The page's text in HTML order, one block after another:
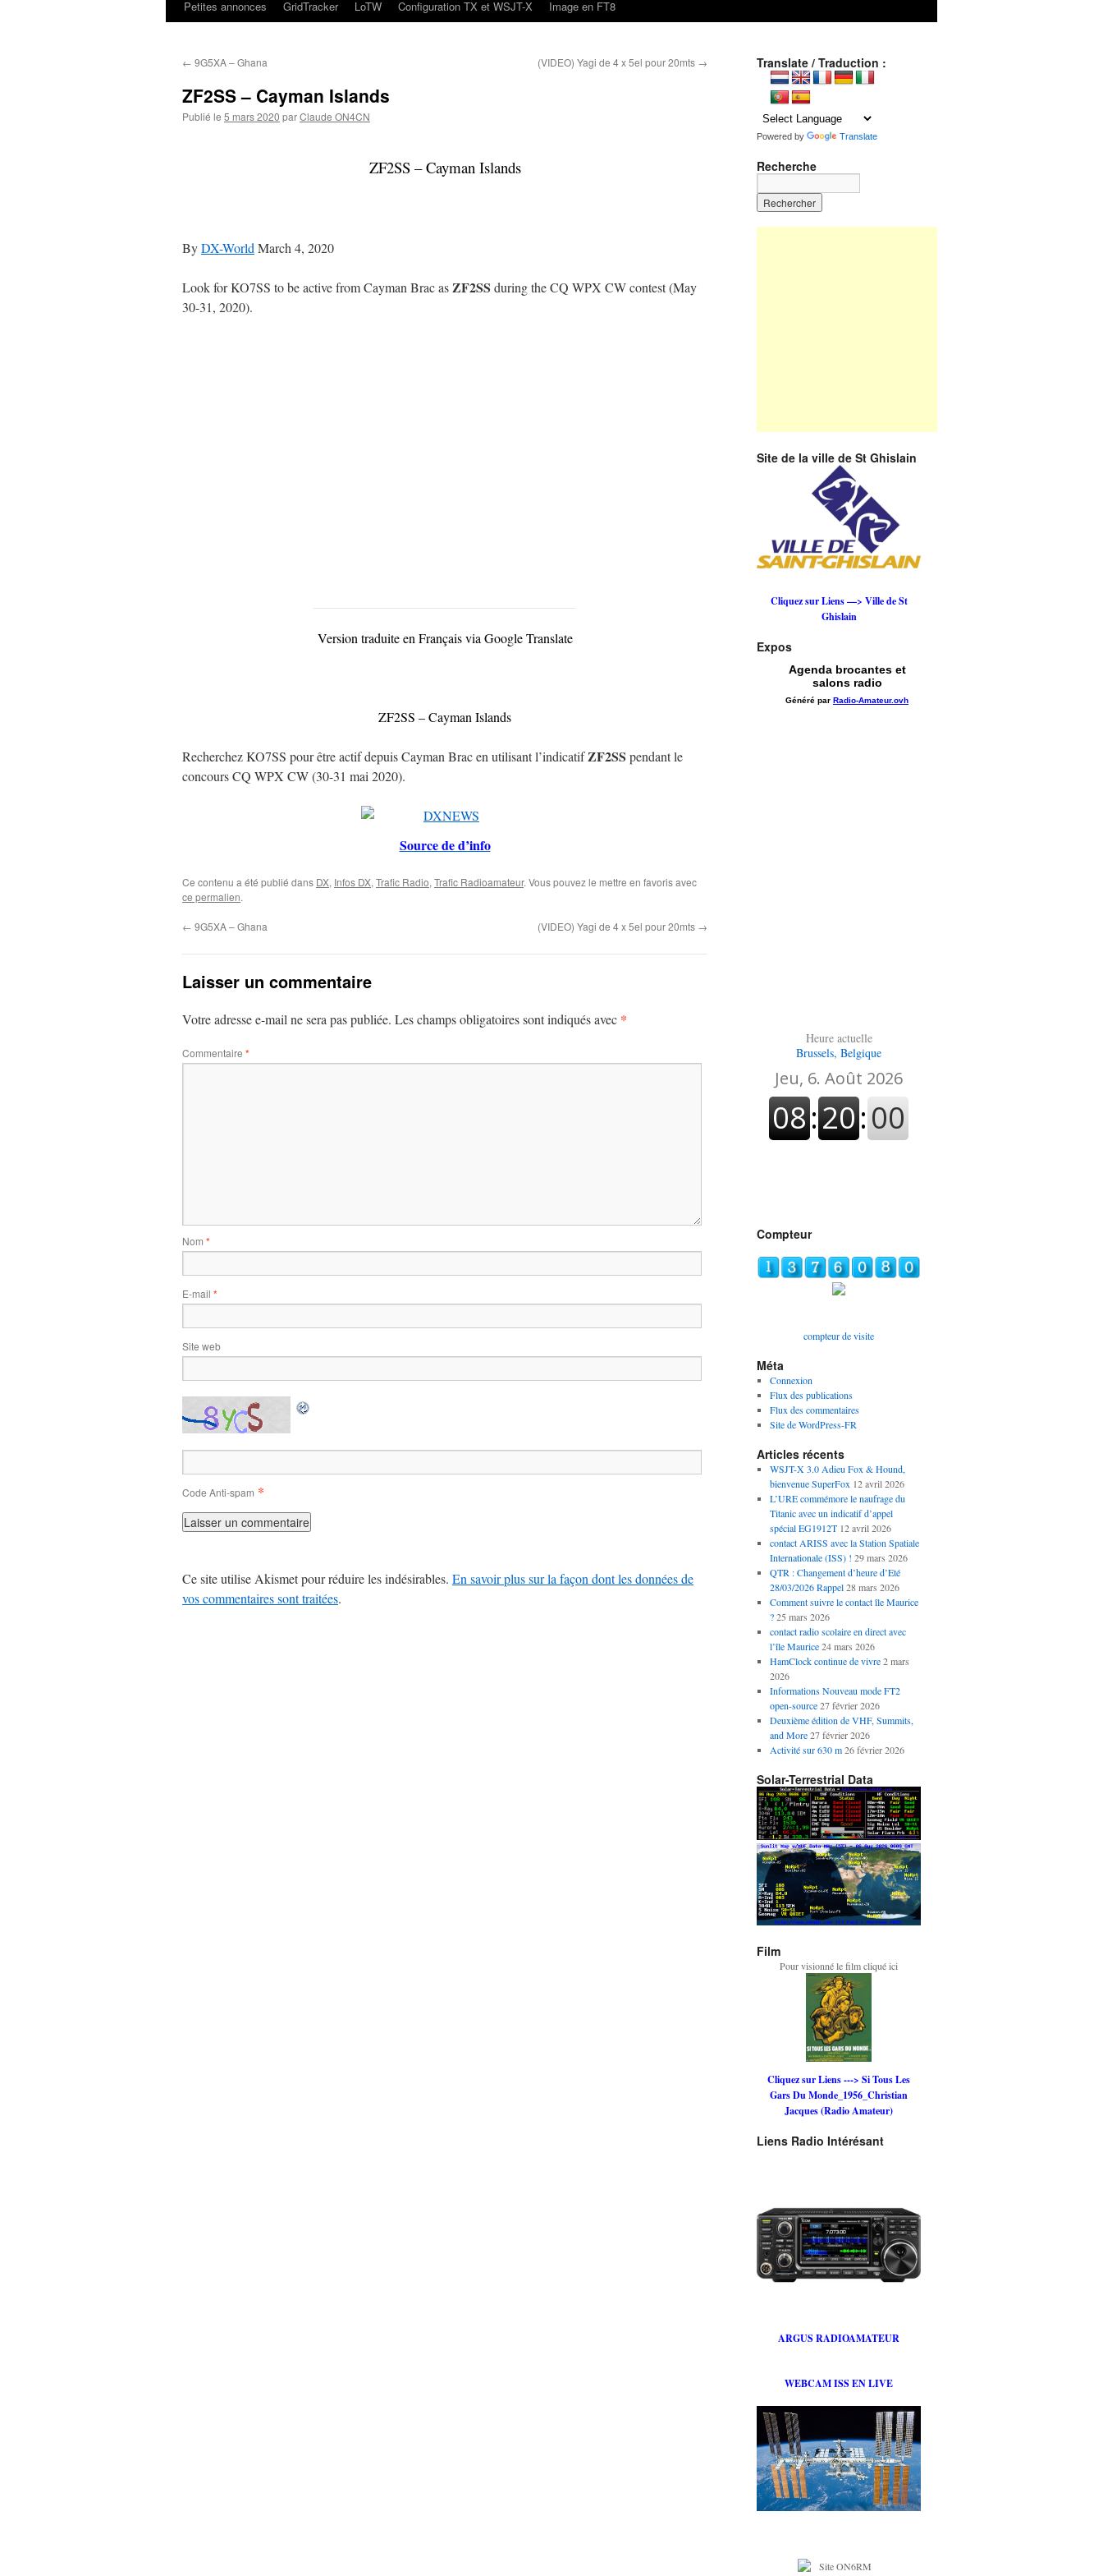
Petites annonces
GridTracker LoTW Configuration TX et WSJT-X Image en FT8
← 9G5XA – Ghana (VIDEO) Yagi de 4 x 5el pour 20mts →
ZF2SS – Cayman Islands
Publié le 5 mars 2020 parClaude ON4CN
ZF2SS – Cayman Islands
ByDX-World March 4, 2020
Look for KO7SS to be active from Cayman Brac asZF2SS during the CQ WPX CW contest (May
30-31, 2020).
Version traduite en Français via Google Translate
ZF2SS – Cayman Islands
Recherchez KO7SS pour être actif depuis Cayman Brac en utilisant l’indicatifZF2SS pendant le
concours CQ WPX CW (30-31 mai 2020).
Source de d’info
Ce contenu a été publié dans DX, Infos DX, Trafic Radio, Trafic Radioamateur. Vous pouvez le mettre en favoris avec
ce permalien.
← 9G5XA – Ghana (VIDEO) Yagi de 4 x 5el pour 20mts →
Laisser un commentaire
Votre adresse e-mail ne sera pas publiée. Les champs obligatoires sont indiqués avec *
Commentaire *
Nom *
E-mail *
Site web
Code Anti-spam *
Ce site utilise Akismet pour réduire les indésirables. En savoir plus sur la façon dont les données de
vos commentaires sont traitées.
Translate / Traduction :
Powered by Translate
Recherche
Site de la ville de St Ghislain
Cliquez sur Liens —> Ville de St
Ghislain
Expos
Heure actuelle
Brussels, Belgique
Compteur
compteur de visite
Méta
Connexion
Flux des publications
Flux des commentaires
Site de WordPress-FR
Articles récents
WSJT-X 3.0 Adieu Fox & Hound,
bienvenue SuperFox 12 avril 2026
L’URE commémore le naufrage du
Titanic avec un indicatif d’appel
spécial EG1912T 12 avril 2026
contact ARISS avec la Station Spatiale
Internationale (ISS) ! 29 mars 2026
QTR : Changement d’heure d’Eté
28/03/2026 Rappel 28 mars 2026
Comment suivre le contact île Maurice
? 25 mars 2026
contact radio scolaire en direct avec
l’île Maurice 24 mars 2026
HamClock continue de vivre 2 mars
2026
Informations Nouveau mode FT2
open-source 27 février 2026
Deuxième édition de VHF, Summits,
and More 27 février 2026
Activité sur 630 m 26 février 2026
Solar-Terrestrial Data
Film
Pour visionné le film cliqué ici
Cliquez sur Liens ---> Si Tous Les
Gars Du Monde_1956_Christian
Jacques (Radio Amateur)
Liens Radio Intérésant
ARGUS RADIOAMATEUR
WEBCAM ISS EN LIVE